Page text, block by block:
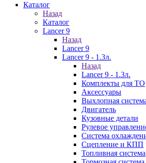
Каталог
Назад
Каталог
Lancer 9
Назад
Lancer 9
Lancer 9 - 1.3л.
Назад
Lancer 9 - 1.3л.
Комплекты для ТО
Аксессуары
Выхлопная
Двигатель
Кузовные детали
Рулевое
Система
Сцепление и КПП
Топливная система